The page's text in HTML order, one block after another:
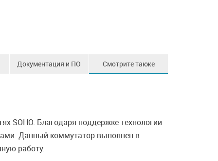
Документация и ПО Смотрите также
SOHO. Благодаря поддержке технологии
Данный коммутатор выполнен в
работу.